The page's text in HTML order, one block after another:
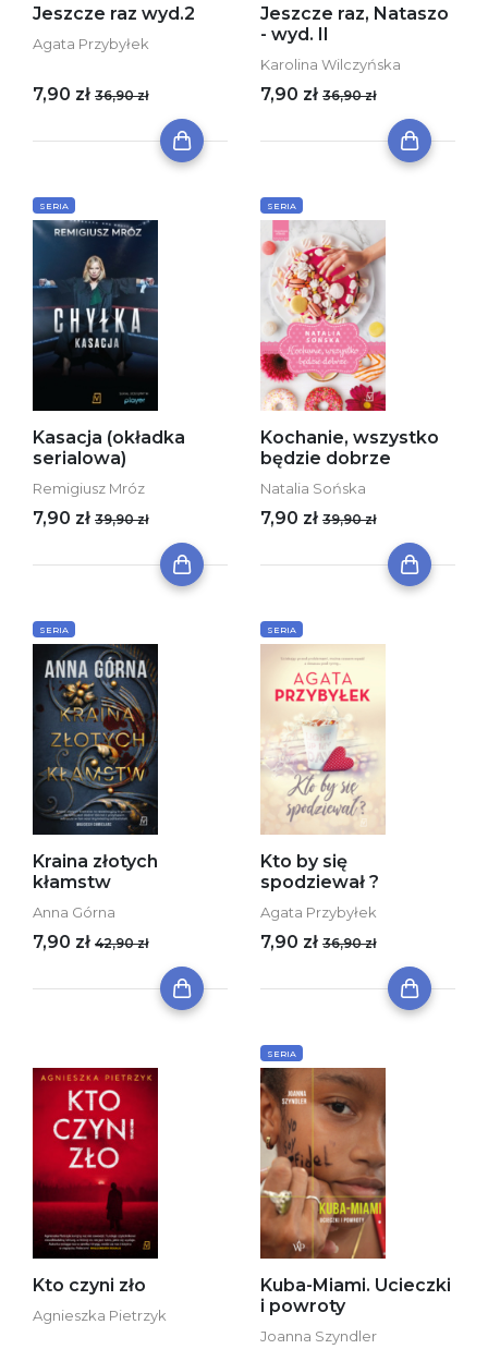
Jeszcze raz wyd.2
Agata Przybyłek
7,90 zł 36,90 zł
Jeszcze raz, Nataszo
- wyd. II
Karolina Wilczyńska
7,90 zł 36,90 zł
SERIA
Kasacja (okładka
serialowa)
Remigiusz Mróz
7,90 zł 39,90 zł
SERIA
Kochanie, wszystko
będzie dobrze
Natalia Sońska
7,90 zł 39,90 zł
SERIA
Kraina złotych
kłamstw
Anna Górna
7,90 zł 42,90 zł
SERIA
Kto by się
spodziewał ?
Agata Przybyłek
7,90 zł 36,90 zł
Kto czyni zło
Agnieszka Pietrzyk
SERIA
Kuba-Miami. Ucieczki
i powroty
Joanna Szyndler